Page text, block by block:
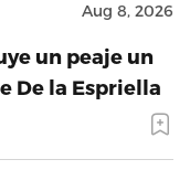
Aug 8, 2026
un peaje un
De la Espriella